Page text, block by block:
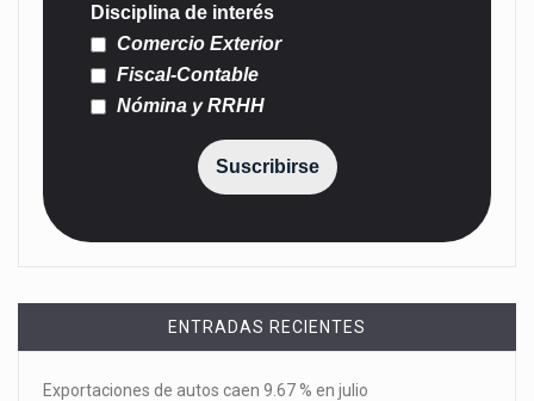
Disciplina de interés
Comercio Exterior
Fiscal-Contable
Nómina y RRHH
Suscribirse
ENTRADAS RECIENTES
Exportaciones de autos caen 9.67 % en julio